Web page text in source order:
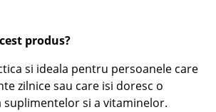
produs?
si ideala pentru persoanele care
zilnice sau care isi doresc o
suplimentelor si a vitaminelor.